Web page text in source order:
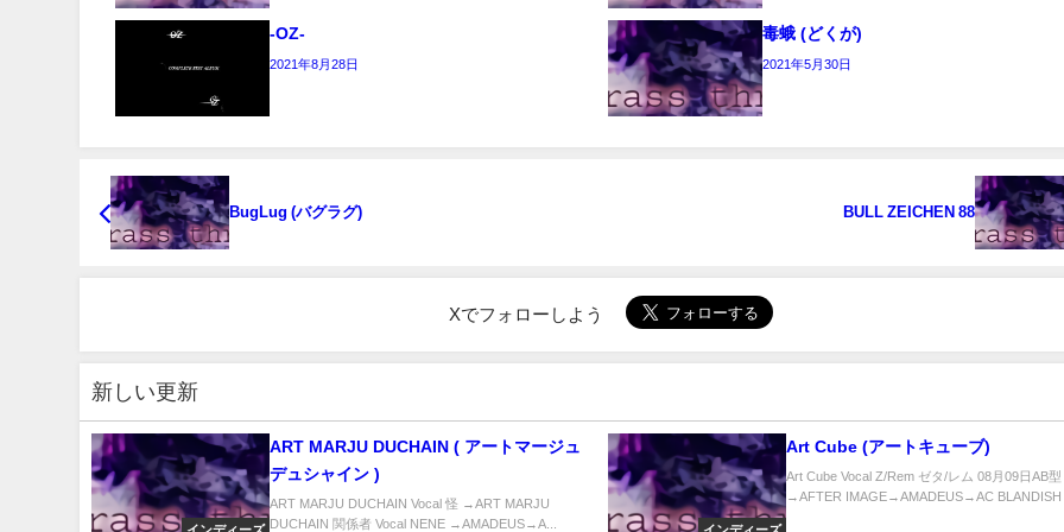
-OZ-
2021年8月28日
毒蛾 (どくが)
2021年5月30日
BugLug (バグラグ) BULL ZEICHEN 88
Xでフォローしよう
新しい更新
ART MARJU DUCHAIN ( アートマージュ
デュシャイン )
ART MARJU DUCHAIN Vocal 怪 →ART MARJU
DUCHAIN 関係者 Vocal NENE →AMADEUS→A...
Art Cube (アートキューブ)
Art Cube Vocal Z/Rem ゼタ/レム 08月09日AB型
→AFTER IMAGE→AMADEUS→AC